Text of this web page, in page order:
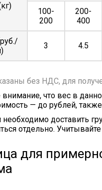
100-
200
200-
400
3 4.5
без НДС, для
внимание, что вес в
— до рублей,
необходимо доставить
отдельно.
для